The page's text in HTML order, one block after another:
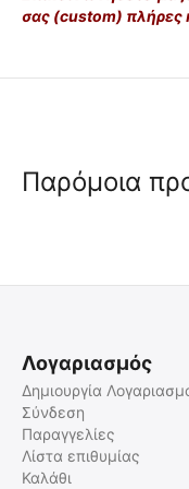
σας (custom) πλήρες
Παρόμοια
Τσαντάκι Ατομικού
Βοηθειών (IFAK)
2022933
Λογαριασμός
Δημιουργία
Σύνδεση
Παραγγελίες
Λίστα επιθυμίας
Καλάθι